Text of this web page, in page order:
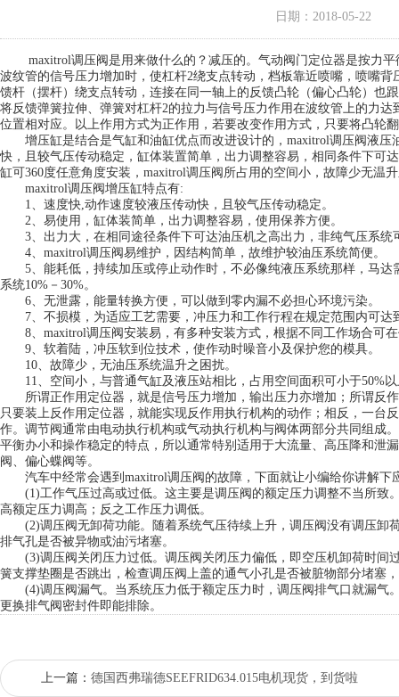
日期：2018-05-22
maxitrol调压阀是用来做什么的？减压的。气动阀门定位器是按力
波纹管的信号压力增加时，使杠杆2绕支点转动，档板靠近喷嘴，喷嘴
馈杆（摆杆）绕支点转动，连接在同一轴上的反馈凸轮（偏心凸轮）也
将反馈弹簧拉伸、弹簧对杠杆2的拉力与信号压力作用在波纹管上的力
位置相对应。以上作用方式为正作用，若要改变作用方式，只要将凸轮
增压缸是结合是气缸和油缸优点而改进设计的，maxitrol调压阀液压
快，且较气压传动稳定，缸体装置简单，出力调整容易，相同条件下可
缸可360度任意角度安装，maxitrol调压阀所占用的空间小，故障少无温
maxitrol调压阀增压缸特点有:
1、速度快,动作速度较液压传动快，且较气压传动稳定。
2、易使用，缸体装简单，出力调整容易，使用保养方便。
3、出力大，在相同途径条件下可达油压机之高出力，非纯气压系统
4、maxitrol调压阀易维护，因结构简单，故维护较油压系统简便。
5、能耗低，持续加压或停止动作时，不必像纯液压系统那样，马达
系统10%－30%。
6、无泄露，能量转换方便，可以做到零内漏不必担心环境污染。
7、不损模，为适应工艺需要，冲压力和工作行程在规定范围内可达
8、maxitrol调压阀安装易，有多种安装方式，根据不同工作场合可在
9、软着陆，冲压软到位技术，使作动时噪音小及保护您的模具。
10、故障少，无油压系统温升之困扰。
11、空间小，与普通气缸及液压站相比，占用空间面积可小于50%以
所谓正作用定位器，就是信号压力增加，输出压力亦增加；所谓反
只要装上反作用定位器，就能实现反作用执行机构的动作；相反，一台
作。调节阀通常由电动执行机构或气动执行机构与阀体两部分共同组成
平衡办小和操作稳定的特点，所以通常特别适用于大流量、高压降和泄
阀、偏心蝶阀等。
汽车中经常会遇到maxitrol调压阀的故障，下面就让小编给你讲解下
(1)工作气压过高或过低。这主要是调压阀的额定压力调整不当所致
高额定压力调高；反之工作压力调低。
(2)调压阀无卸荷功能。随着系统气压待续上升，调压阀没有调压卸
排气孔是否被异物或油污堵塞。
(3)调压阀关闭压力过低。调压阀关闭压力偏低，即空压机卸荷时间
簧支撑垫圈是否跳出，检查调压阀上盖的通气小孔是否被脏物部分堵塞
(4)调压阀漏气。当系统压力低于额定压力时，调压阀排气口就漏气
更换排气阀密封件即能排除。
上一篇： 德国西弗瑞德SEEFRID634.015电机现货，到货啦